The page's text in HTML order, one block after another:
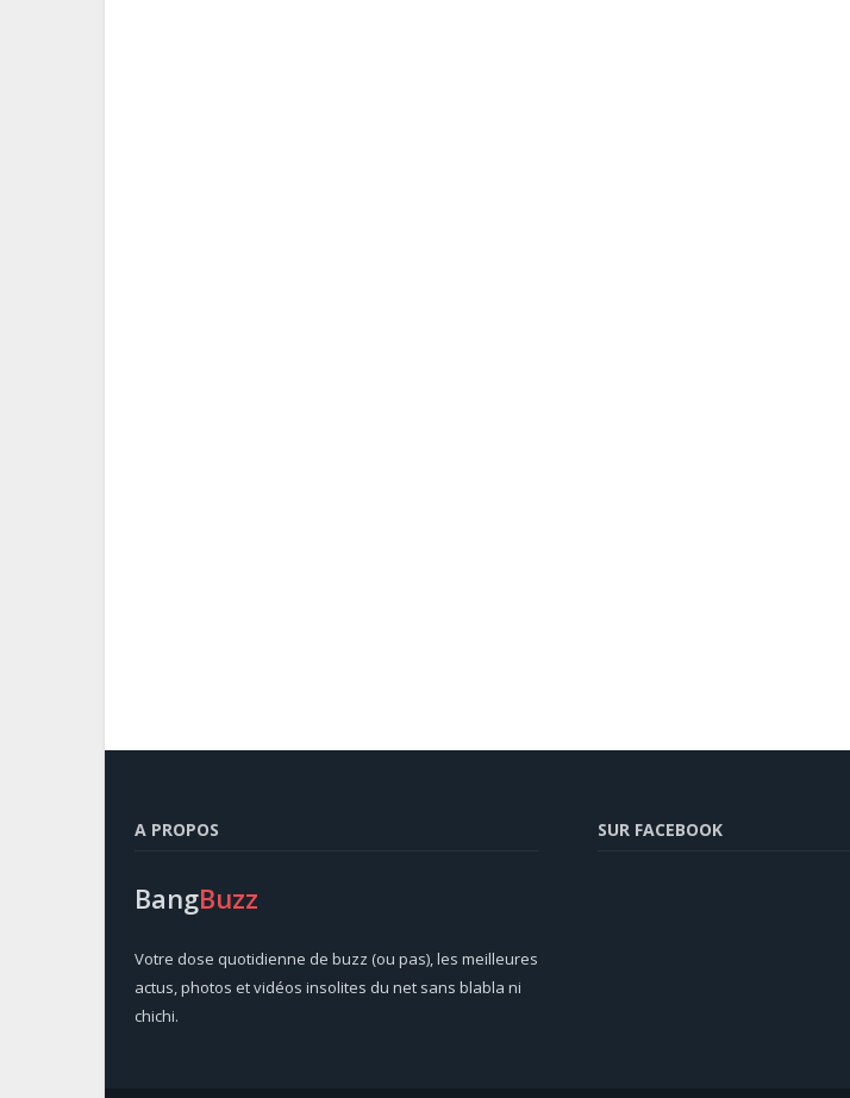
A PROPOS
BangBuzz
Votre dose quotidienne de buzz (ou pas), les meilleures
actus, photos et vidéos insolites du net sans blabla ni
chichi.
SUR FACEBOOK